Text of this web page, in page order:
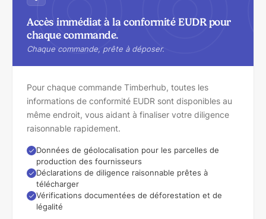
Accès immédiat à la conformité EUDR pour
chaque commande.
Chaque commande, prête à déposer.
Pour chaque commande Timberhub, toutes les
informations de conformité EUDR sont disponibles au
même endroit, vous aidant à finaliser votre diligence
raisonnable rapidement.
Données de géolocalisation pour les parcelles de
production des fournisseurs
Déclarations de diligence raisonnable prêtes à
télécharger
Vérifications documentées de déforestation et de
légalité